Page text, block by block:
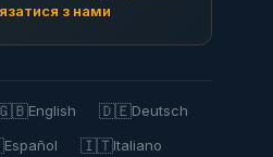
з нами
English 🇩🇪Deutsch
Español 🇮🇹Italiano